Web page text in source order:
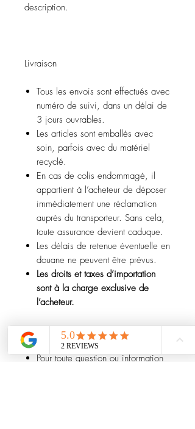
description.
Livraison
Tous les envois sont effectués avec
numéro de suivi, dans un délai de
3 jours ouvrables.
Les articles sont emballés avec
soin, parfois avec du matériel
recyclé.
En cas de colis endommagé, il
appartient à l’acheteur de déposer
immédiatement une réclamation
auprès du transporteur. Sans cela,
toute assurance devient caduque.
Les délais de retenue éventuelle en
douane ne peuvent être prévus.
Les droits et taxes d’importation
sont à la charge exclusive de
l’acheteur.
Retours et remboursements
Pour toute question ou information